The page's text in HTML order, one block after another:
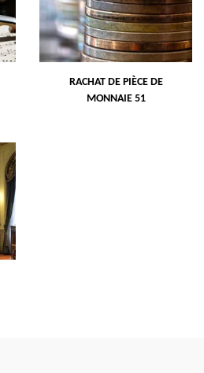
RACHAT DE PIÈCE DE
MONNAIE 51